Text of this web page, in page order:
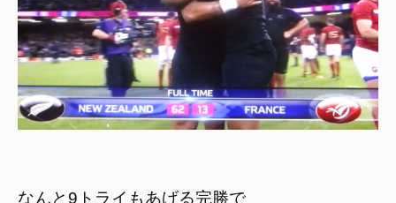
なんと9トライもあげる完勝で